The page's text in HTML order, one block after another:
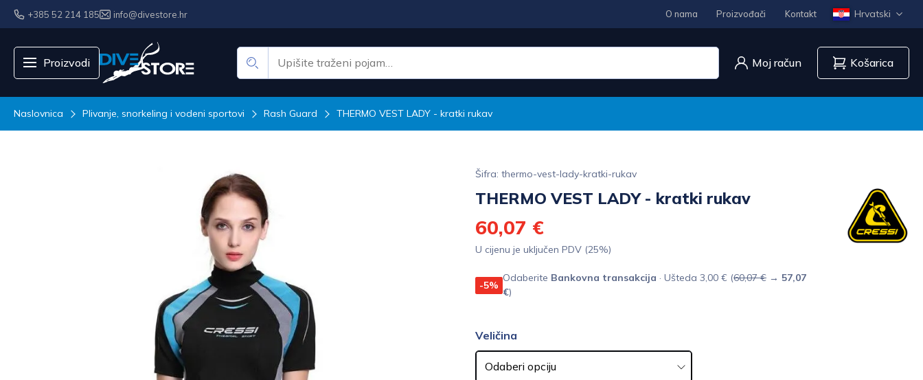
+385 52 214 185 info@divestore.hr O nama Proizvođači Kontakt Hrvatski
Proizvodi Moj račun Košarica
Naslovnica Plivanje, snorkeling i vodeni sportovi Rash Guard THERMO VEST LADY - kratki rukav
Šifra: thermo-vest-lady-kratki-rukav
THERMO VEST LADY - kratki rukav
60,07 €
U cijenu je uključen PDV (25%)
-5%
Odaberite Bankovna transakcija · Ušteda 3,00 € (60,07 € → 57,07
€)
Veličina